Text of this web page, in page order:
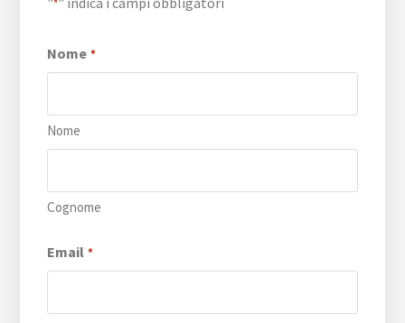
*
Nome *
Nome
Cognome
Email *